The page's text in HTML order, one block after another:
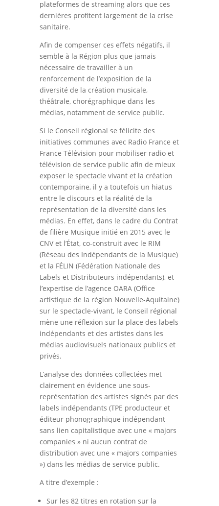
plateformes de streaming alors que ces
dernières profitent largement de la crise
sanitaire.
Afin de compenser ces effets négatifs, il
semble à la Région plus que jamais
nécessaire de travailler à un
renforcement de l’exposition de la
diversité de la création musicale,
théâtrale, chorégraphique dans les
médias, notamment de service public.
Si le Conseil régional se félicite des
initiatives communes avec Radio France et
France Télévision pour mobiliser radio et
télévision de service public afin de mieux
exposer le spectacle vivant et la création
contemporaine, il y a toutefois un hiatus
entre le discours et la réalité de la
représentation de la diversité dans les
médias. En effet, dans le cadre du Contrat
de filière Musique initié en 2015 avec le
CNV et l’État, co-construit avec le RIM
(Réseau des Indépendants de la Musique)
et la FÉLIN (Fédération Nationale des
Labels et Distributeurs indépendants), et
l’expertise de l’agence OARA (Office
artistique de la région Nouvelle-Aquitaine)
sur le spectacle-vivant, le Conseil régional
mène une réflexion sur la place des labels
indépendants et des artistes dans les
médias audiovisuels nationaux publics et
privés.
L’analyse des données collectées met
clairement en évidence une sous-
représentation des artistes signés par des
labels indépendants (TPE producteur et
éditeur phonographique indépendant
sans lien capitalistique avec une « majors
companies » ni aucun contrat de
distribution avec une « majors companies
») dans les médias de service public.
A titre d’exemple :
Sur les 82 titres en rotation sur la